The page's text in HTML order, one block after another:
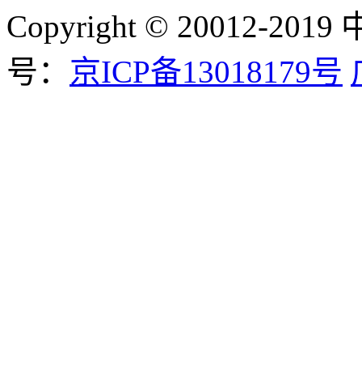
Copyright © 20012-2019
号： 京ICP备13018179号